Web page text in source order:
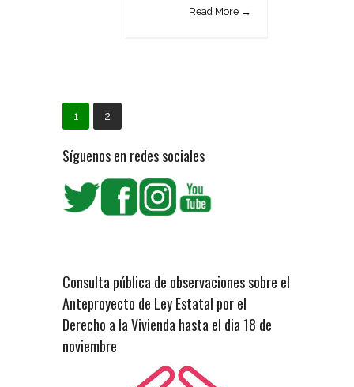
Read More →
1 2
Síguenos en redes sociales
Consulta pública de observaciones sobre el
Anteproyecto de Ley Estatal por el
Derecho a la Vivienda hasta el dia 18 de
noviembre